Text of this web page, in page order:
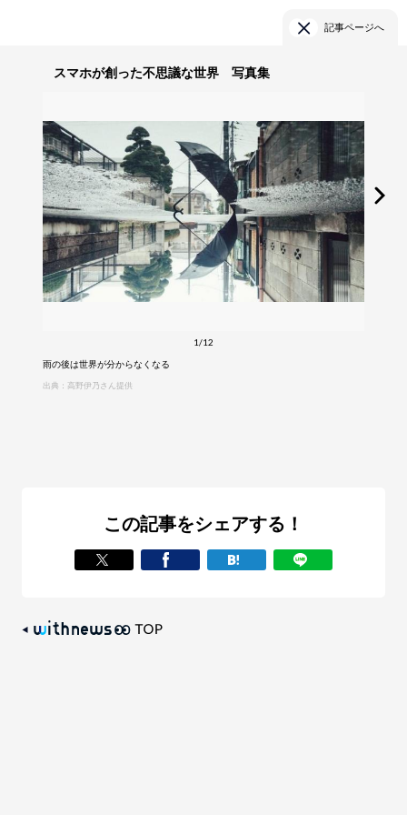
記事ページへ
スマホが創った不思議な世界 写真集
1/12
雨の後は世界が分からなくなる
出典：高野伊乃さん提供
この記事をシェアする！